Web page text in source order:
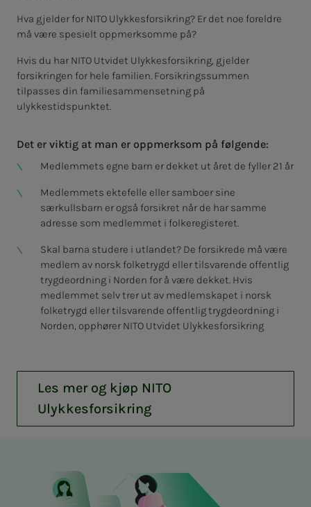
Hva gjelder for NITO Ulykkesforsikring? Er det noe foreldre
må være spesielt oppmerksomme på?
Hvis du har NITO Utvidet Ulykkesforsikring, gjelder
forsikringen for hele familien. Forsikringssummen
tilpasses din familiesammensetning på
ulykkestidspunktet.
Det er viktig at man er oppmerksom på følgende:
Medlemmets egne barn er dekket ut året de fyller 21 år
Medlemmets ektefelle eller samboer sine
særkullsbarn er også forsikret når de har samme
adresse som medlemmet i folkeregisteret.
Skal barna studere i utlandet? De forsikrede må være
medlem av norsk folketrygd eller tilsvarende offentlig
trygdeordning i Norden for å være dekket. Hvis
medlemmet selv trer ut av medlemskapet i norsk
folketrygd eller tilsvarende offentlig trygdeordning i
Norden, opphører NITO Utvidet Ulykkesforsikring
Les mer og kjøp NITO
Ulykkesforsikring